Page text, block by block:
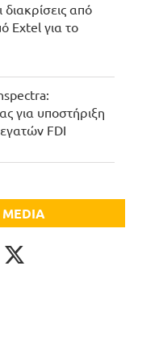
από
Extel για το
για υποστήριξη
FDI
MEDIA